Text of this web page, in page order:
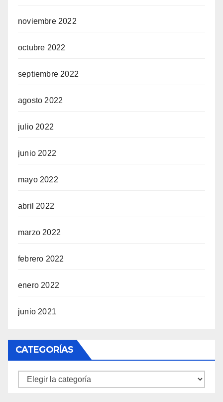
noviembre 2022
octubre 2022
septiembre 2022
agosto 2022
julio 2022
junio 2022
mayo 2022
abril 2022
marzo 2022
febrero 2022
enero 2022
junio 2021
CATEGORÍAS
Categorías